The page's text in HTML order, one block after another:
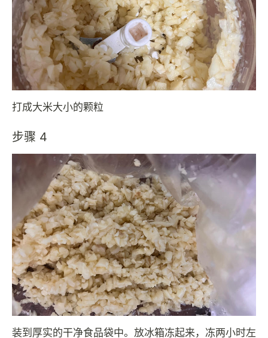
打成大米大小的颗粒
步骤 4
装到厚实的干净食品袋中。放冰箱冻起来，冻两小时左